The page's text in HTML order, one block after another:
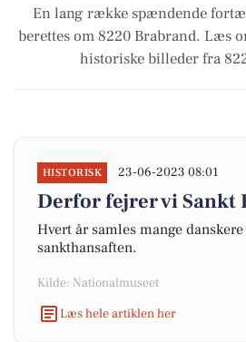
En lang række spændende
berettes om 8220 Brabrand. Læs
historiske billeder fra
HISTORISK 23-06-2023 08:01
Derfor fejrer vi Sankt
Hvert år samles mange
sankthansaften.
Kilde: Nationalmuseet
Læs hele artiklen her